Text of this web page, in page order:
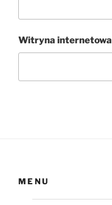
Witryna internetowa
MENU